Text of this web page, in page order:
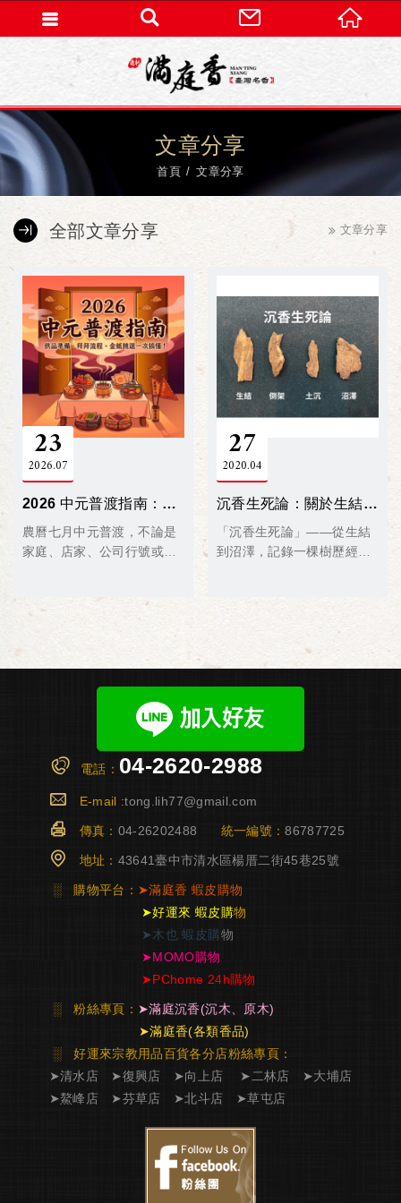
文章分享
首頁 文章分享
全部文章分享 文章分享
2307
2026
2026 中元普渡指南：供品準備、拜拜流程與金紙挑選一次搞懂！
農曆七月中元普渡，不論是
家庭、店家、公司行號或社
渡不知從何下手？
心意！
2704
2020
沉香生死論：關於生結、倒架、土沉、沼澤
「沉香生死論」——從生結
到沼澤，記錄一棵樹歷經
電話： 04-2620-2988
E-mail :tong.lih77@gmail.com
傳真： 04-26202488 統一編號：86787725
地址： 43641臺中市清水區楊厝二街45巷25號
░ 購物平台： ➤滿庭香 蝦皮購物
➤好運來 蝦皮購物
➤木也 蝦皮購物
➤MOMO購物
➤PChome 24h購物
░粉絲專頁： ➤滿庭沉香(沉木、原木)
➤滿庭香(各類香品)
░ 好運來宗教用品百貨各分店粉絲專頁：
➤清水店 ➤復興店 ➤向上店 ➤ 二林店 ➤大埔店
➤鰲峰店 ➤芬草店 ➤北斗店 ➤草屯店